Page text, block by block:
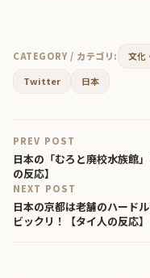
CATEGORY / カテゴリ: 文化
Twitter
日本
PREV POST
日本の「むろと廃校水族館
の反応】
NEXT POST
日本の京都は老舗のハード
ビックリ！【タイ人の反応】